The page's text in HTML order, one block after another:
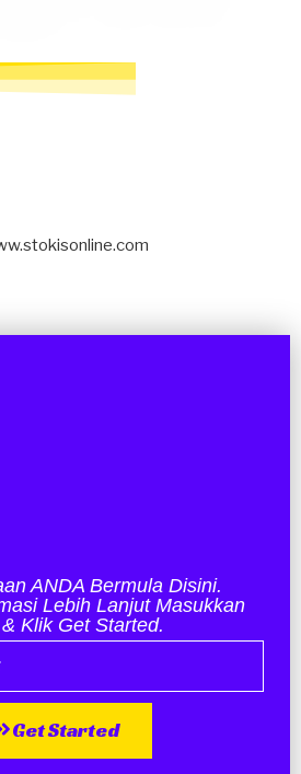
ANDA Bermula Disini.
Lebih Lanjut Masukkan
Klik Get Started.
Get Started